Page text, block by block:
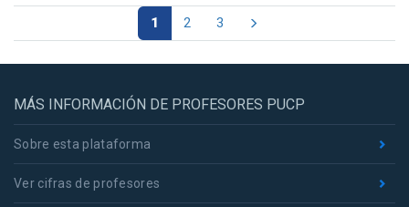
1 2 3
MÁS INFORMACIÓN DE PROFESORES PUCP
Sobre esta plataforma
Ver cifras de profesores